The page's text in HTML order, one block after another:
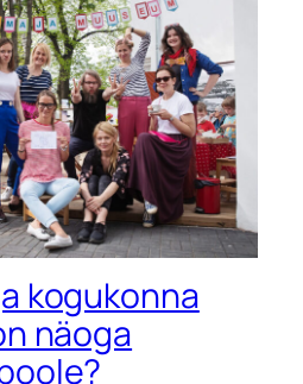
kogukonna
näoga